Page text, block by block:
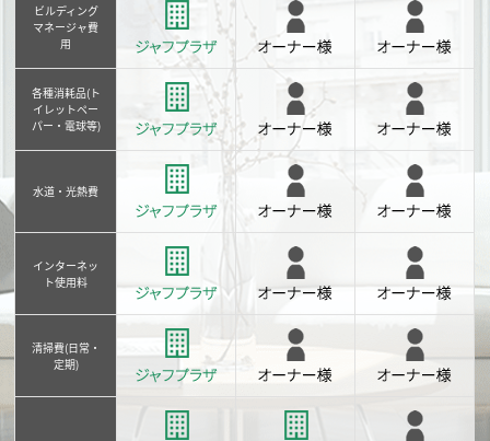
ビルディング
マネージャ費
用
各種消耗品(ト
イレットペー
パー・電球等)
水道・光熱費
インターネッ
ト使用料
清掃費(日常・
定期)